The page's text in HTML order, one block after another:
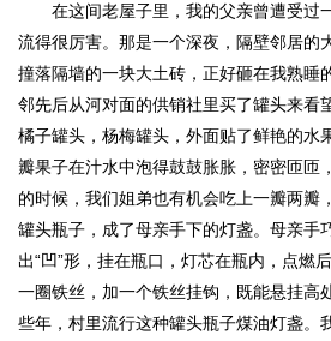
在这间老屋子里，我的父亲曾遭受过
流得很厉害。那是一个深夜，隔壁邻居的
撞落隔墙的一块大土砖，正好砸在我熟睡
邻先后从河对面的供销社里买了罐头来看
橘子罐头，杨梅罐头，外面贴了鲜艳的水
瓣果子在汁水中泡得鼓鼓胀胀，密密匝匝
的时候，我们姐弟也有机会吃上一瓣两瓣
罐头瓶子，成了母亲手下的灯盏。母亲手
出“凹”形，挂在瓶口，灯芯在瓶内，点燃
一圈铁丝，加一个铁丝挂钩，既能悬挂高
些年，村里流行这种罐头瓶子煤油灯盏。